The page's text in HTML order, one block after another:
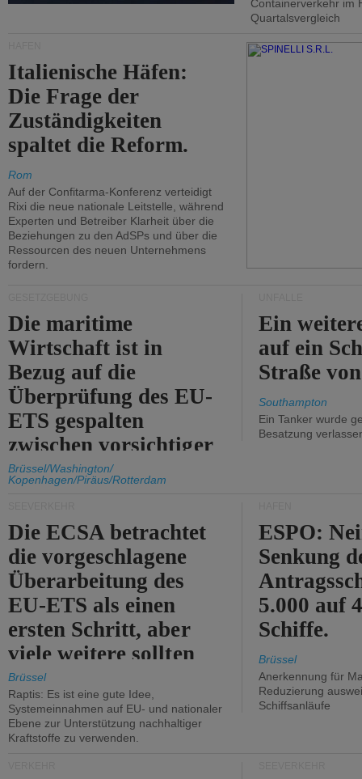
Containerverkehr im
Quartalsvergleich
Italienische Häfen:
Die Frage der
Zuständigkeiten
spaltet die Reform.
Rom
Auf der Confitarma-Konferenz verteidigt
Rixi die neue nationale Leitstelle, während
Experten und Betreiber Klarheit über die
Beziehungen zu den AdSPs und über die
Ressourcen des neuen Unternehmens
fordern.
Die maritime
Wirtschaft ist in
Bezug auf die
Überprüfung des EU-
ETS gespalten
zwischen vorsichtiger
Unterstützung und
Kritik.
Brüssel/Washington/
Kopenhagen/Piräus/Rotterdam
Ein
auf ein
Straße
Southampton
Ein Tanker wurde
Besatzung
Die ECSA betrachtet
die vorgeschlagene
Überarbeitung des
EU-ETS als einen
ersten Schritt, aber
viele weitere sollten
folgen.
Brüssel
Raptis: Es ist eine gute Idee,
Systemeinnahmen auf EU- und nationaler
Ebene zur Unterstützung nachhaltiger
Kraftstoffe zu verwenden.
ESPO:
Senkung
5.000 auf
Schiffe.
Brüssel
Anerkennung für
Reduzierung
Schiffsanläufe